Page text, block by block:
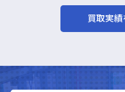
買取実